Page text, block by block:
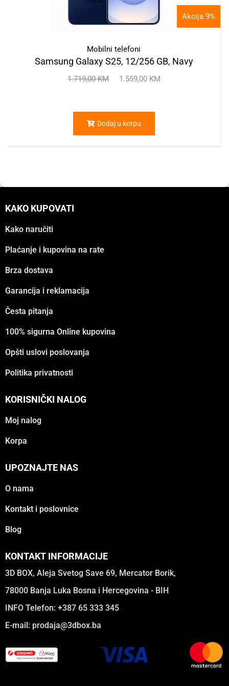
Akcija 9%
Mobilni telefoni
Samsung Galaxy S25, 12/256 GB, Navy
1.719,00KM 1.559,00 KM
Dodaj u korpu
KAKO KUPOVATI
Kako naručiti
Plaćanje i kupovina na rate
Brza dostava
Garancija i reklamacija
Česta pitanja
100% sigurna Online kupovina
Opšti uslovi poslovanja
Politika privatnosti
KORISNIČKI NALOG
Moj nalog
Korpa
UPOZNAJTE NAS
O nama
Kontakt i poslovnice
Blog
KONTAKT INFORMACIJE
3D BOX, Aleja Svetog Save 69, Mercator Borik,
78000 Banja Luka Bosna i Hercegovina - BIH
INFO Telefon: +387 65 333 345
E-mail: prodaja@3dbox.ba